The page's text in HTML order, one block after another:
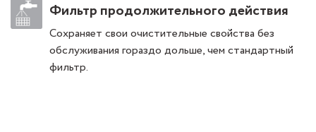
Фильтр продолжительного действия
Сохраняет свои очистительные свойства без
обслуживания гораздо дольше, чем стандартный
фильтр.